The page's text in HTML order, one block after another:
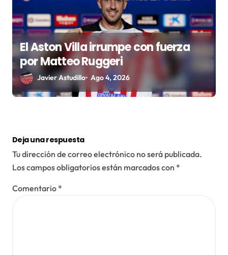
El Aston Villa irrumpe con fuerza
por Matteo Ruggeri
Javier Astudillo Ago 4, 2026
Deja una respuesta
Tu dirección de correo electrónico no será publicada.
Los campos obligatorios están marcados con *
Comentario *